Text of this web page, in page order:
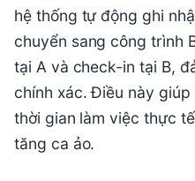
hệ thống tự động ghi
chuyển sang công trình
tại A và check-in tại B,
chính xác. Điều này
thời gian làm việc thực
tăng ca ảo.